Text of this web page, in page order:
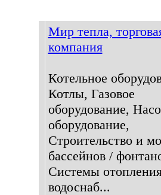
Мир тепла,
компания
Котельное
Котлы, Газовое
оборудование,
оборудование,
Строительство и
бассейнов /
Системы
водоснаб...